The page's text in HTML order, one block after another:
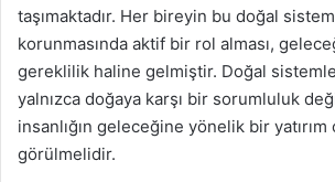
taşımaktadır. Her bireyin bu doğal
korunmasında aktif bir rol alması,
gereklilik haline gelmiştir. Doğal
yalnızca doğaya karşı bir sorumluluk
insanlığın geleceğine yönelik bir yatırım
görülmelidir.